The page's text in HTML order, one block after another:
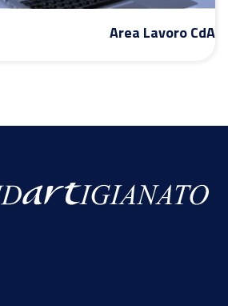
Area Lavoro CdA